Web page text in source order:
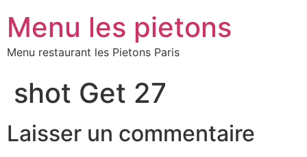
Menu les pietons
Menu restaurant les Pietons Paris
shot Get 27
Laisser un commentaire